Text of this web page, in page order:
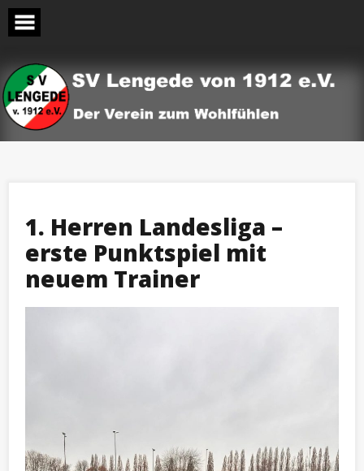
Skip
content
1. Herren Landesliga –
erste Punktspiel mit
neuem Trainer